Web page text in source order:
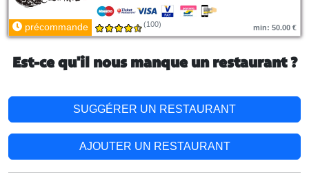
précommande (100) min: 50.00 €
Est-ce qu'il nous manque un restaurant ?
SUGGÉRER UN RESTAURANT
AJOUTER UN RESTAURANT